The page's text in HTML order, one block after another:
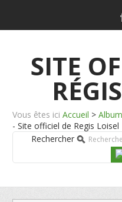
SITE
Vous êtes ici Accueil > Album
- Site officiel de Regis Loisel
Rechercher